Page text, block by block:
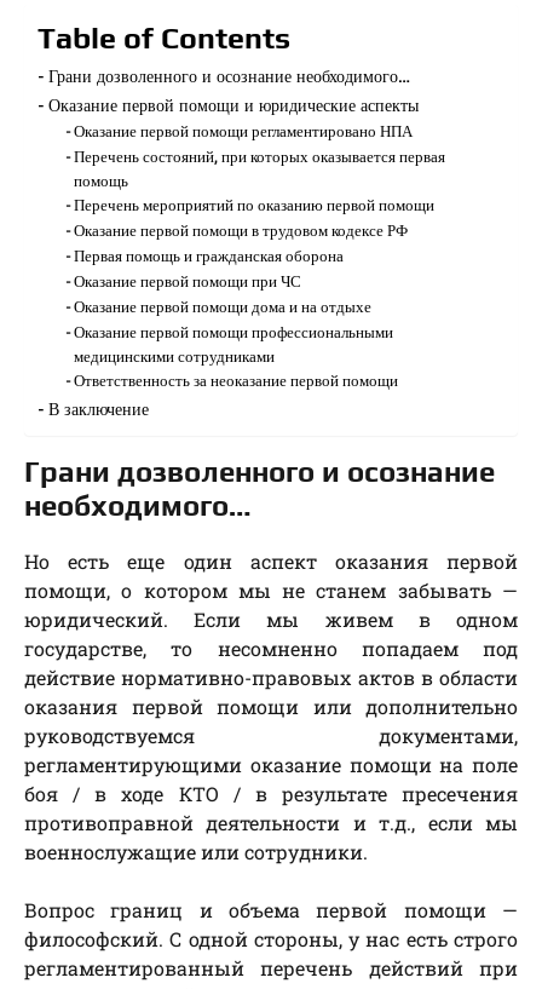
Table of Contents
Грани дозволенного и осознание необходимого…
Оказание первой помощи и юридические аспекты
Оказание первой помощи регламентировано НПА
Перечень состояний, при которых оказывается первая
помощь
Перечень мероприятий по оказанию первой помощи
Оказание первой помощи в трудовом кодексе РФ
Первая помощь и гражданская оборона
Оказание первой помощи при ЧС
Оказание первой помощи дома и на отдыхе
Оказание первой помощи профессиональными
медицинскими сотрудниками
Ответственность за неоказание первой помощи
В заключение
Грани дозволенного и осознание
необходимого…
Но есть еще один аспект оказания первой
помощи, о котором мы не станем забывать —
юридический. Если мы живем в одном
государстве, то несомненно попадаем под
действие нормативно-правовых актов в области
оказания первой помощи или дополнительно
руководствуемся документами,
регламентирующими оказание помощи на поле
боя / в ходе КТО / в результате пресечения
противоправной деятельности и т.д., если мы
военнослужащие или сотрудники.
Вопрос границ и объема первой помощи —
философский. С одной стороны, у нас есть строго
регламентированный перечень действий при